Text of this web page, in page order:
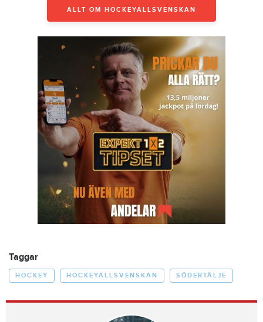
ALLT OM HOCKEYALLSVENSKAN
Taggar
HOCKEY HOCKEYALLSVENSKAN SÖDERTÄLJE